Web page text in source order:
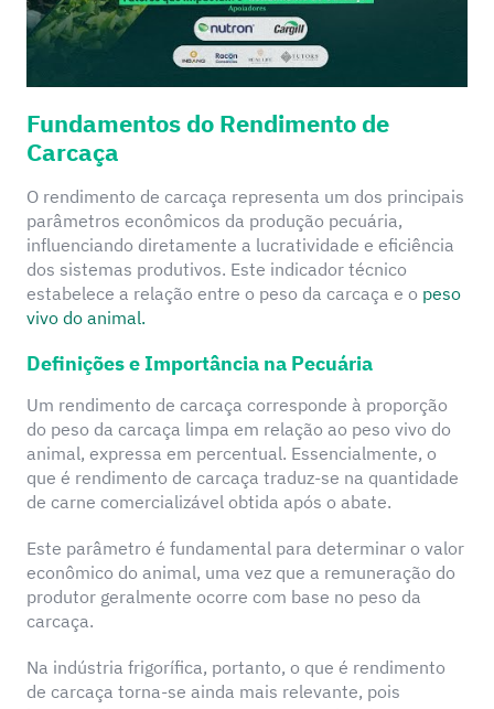
Fundamentos do Rendimento de
Carcaça
O rendimento de carcaça representa um dos principais
parâmetros econômicos da produção pecuária,
influenciando diretamente a lucratividade e eficiência
dos sistemas produtivos. Este indicador técnico
estabelece a relação entre o peso da carcaça e o peso
vivo do animal.
Definições e Importância na Pecuária
Um rendimento de carcaça corresponde à proporção
do peso da carcaça limpa em relação ao peso vivo do
animal, expressa em percentual. Essencialmente, o
que é rendimento de carcaça traduz-se na quantidade
de carne comercializável obtida após o abate.
Este parâmetro é fundamental para determinar o valor
econômico do animal, uma vez que a remuneração do
produtor geralmente ocorre com base no peso da
carcaça.
Na indústria frigorífica, portanto, o que é rendimento
de carcaça torna-se ainda mais relevante, pois